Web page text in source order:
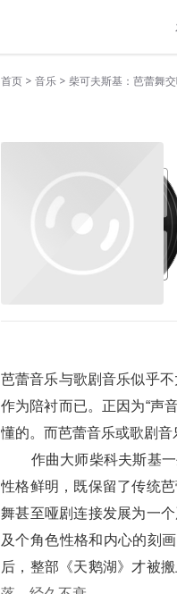
首页 > 音乐 > 柴可夫斯基：芭蕾舞
芭蕾音乐与歌剧音乐似乎
作为陪衬而已。正因为“声
懂的。而芭蕾音乐或歌剧音
作曲大师柴科夫斯基一
性格鲜明，既保留了传统
舞甚至哑剧连接发展为一
及个角色性格和内心的刻
后，整部《天鹅湖》才被